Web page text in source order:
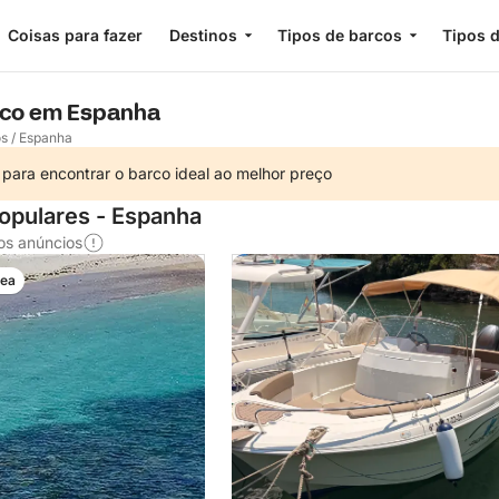
Coisas para fazer Destinos Tipos de barcos Tipos
em Espanha
/ Espanha
encontrar o barco ideal ao melhor preço
- Espanha
anúncios